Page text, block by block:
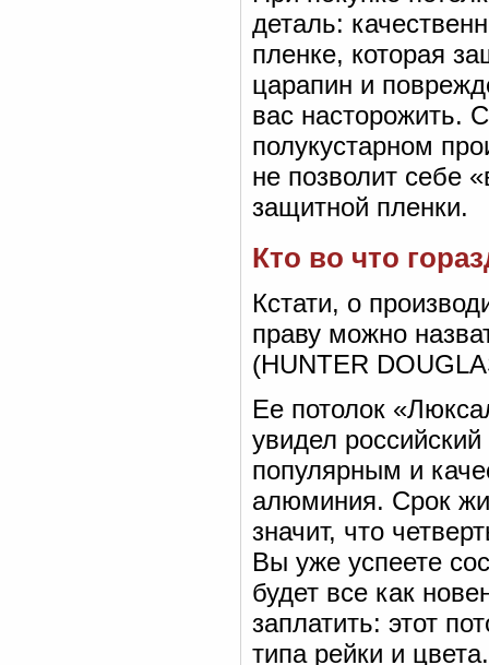
деталь:
пленке, которая
царапин и
вас насторожить.
полукустарном
не позволит себе
защитной пленки.
Кто во что
Кстати, о
праву можно
(HUNTER
Ее потолок
увидел
популярным и
алюминия. Срок
значит, что
Вы уже успеете
будет все как
заплатить: этот
типа рейки и цвета.